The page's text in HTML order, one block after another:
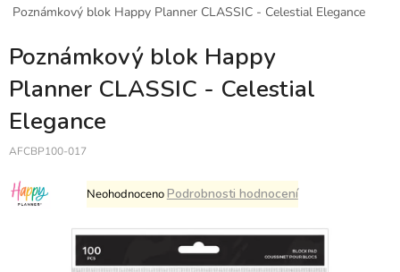
Poznámkový blok Happy Planner CLASSIC - Celestial Elegance
Poznámkový blok Happy
Planner CLASSIC - Celestial
Elegance
AFCBP100-017
Průměrné
hodnocení
je
0,0
NeohodnocenoPodrobnosti hodnocení